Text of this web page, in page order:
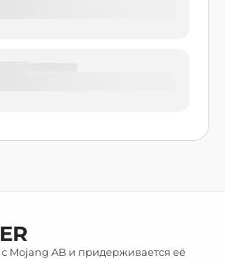
Mojang AB и придерживается её